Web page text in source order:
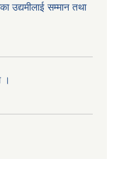
उद्यमीलाई सम्मान तथा
।